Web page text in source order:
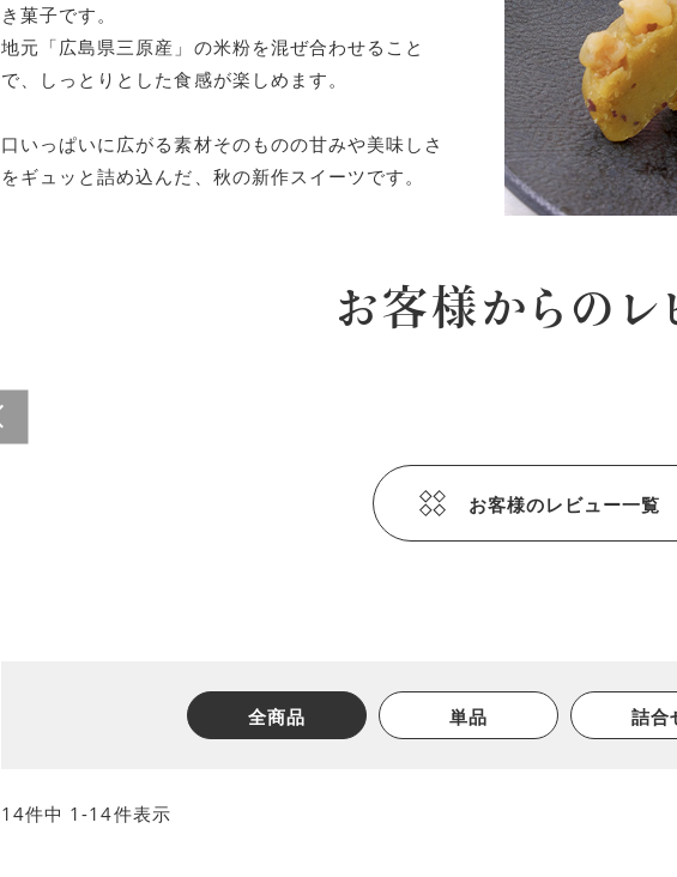
き菓子です。
地元「広島県三原産」の米粉を混ぜ合わせること
で、しっとりとした食感が楽しめます。
口いっぱいに広がる素材そのものの甘みや美味しさ
をギュッと詰め込んだ、秋の新作スイーツです。
お客様からのレ
お客様のレビュー一覧
全商品 単品 詰合
14件中 1-14件表示